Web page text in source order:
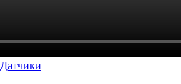
Датчики